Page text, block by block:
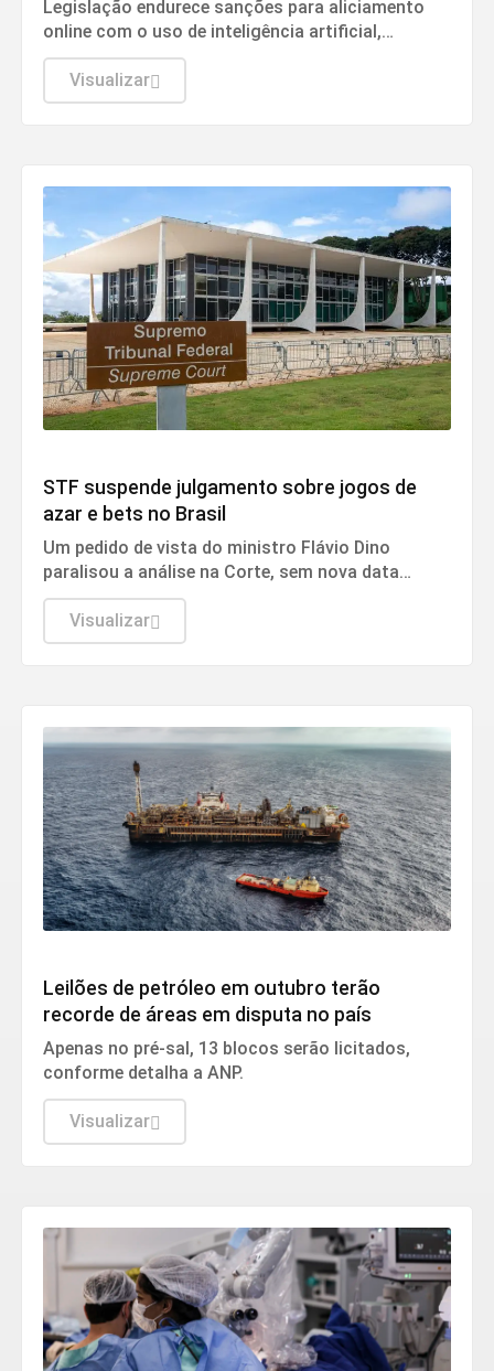
Legislação endurece sanções para aliciamento
online com o uso de inteligência artificial,
deepfake e perfis falsos.
Visualizar
STF suspende julgamento sobre jogos de
azar e bets no Brasil
Um pedido de vista do ministro Flávio Dino
paralisou a análise na Corte, sem nova data
estipulada para o retorno.
Visualizar
Leilões de petróleo em outubro terão
recorde de áreas em disputa no país
Apenas no pré-sal, 13 blocos serão licitados,
conforme detalha a ANP.
Visualizar